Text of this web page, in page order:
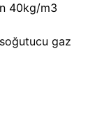
40kg/m3
gaz